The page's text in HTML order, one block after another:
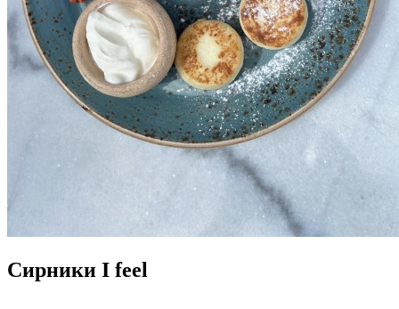
Сирники I feel